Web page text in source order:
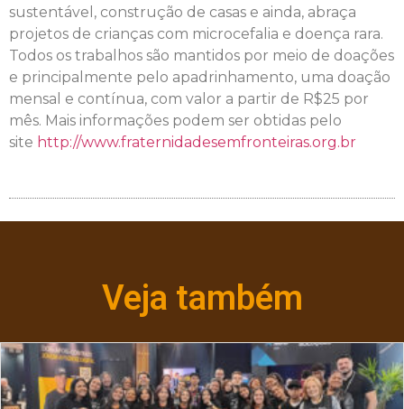
sustentável, construção de casas e ainda, abraça
projetos de crianças com microcefalia e doença rara.
Todos os trabalhos são mantidos por meio de doações
e principalmente pelo apadrinhamento, uma doação
mensal e contínua, com valor a partir de R$25 por
mês. Mais informações podem ser obtidas pelo
site http://www.fraternidadesemfronteiras.org.br
Veja também